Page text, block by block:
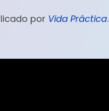
por Vida Práctica.